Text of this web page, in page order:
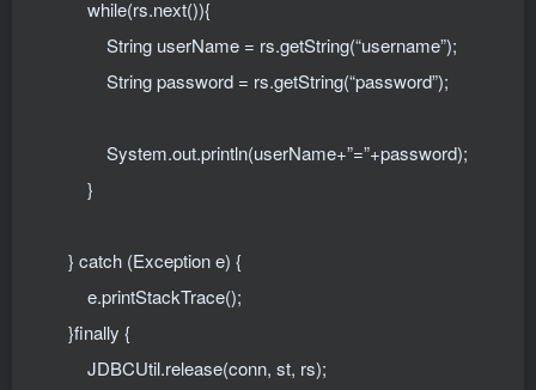
while(rs.next()){
String userName = rs.getString(“username”);
String password = rs.getString(“password”);
System.out.println(userName+”=”+password);
}
} catch (Exception e) {
e.printStackTrace();
}finally {
JDBCUtil.release(conn, st, rs);